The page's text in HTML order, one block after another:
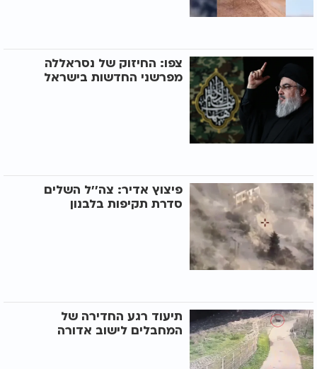
צפו: החיזוק של נסראללה
מפרשני החדשות בישראל
פיצוץ אדיר: צה''ל השלים
סדרת תקיפות בלבנון
תיעוד רגע החדירה של
המחבלים לישוב אדורה